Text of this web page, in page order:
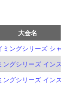
大会名
ミングシリーズ シャ
ングシリーズ インス
ングシリーズ インス